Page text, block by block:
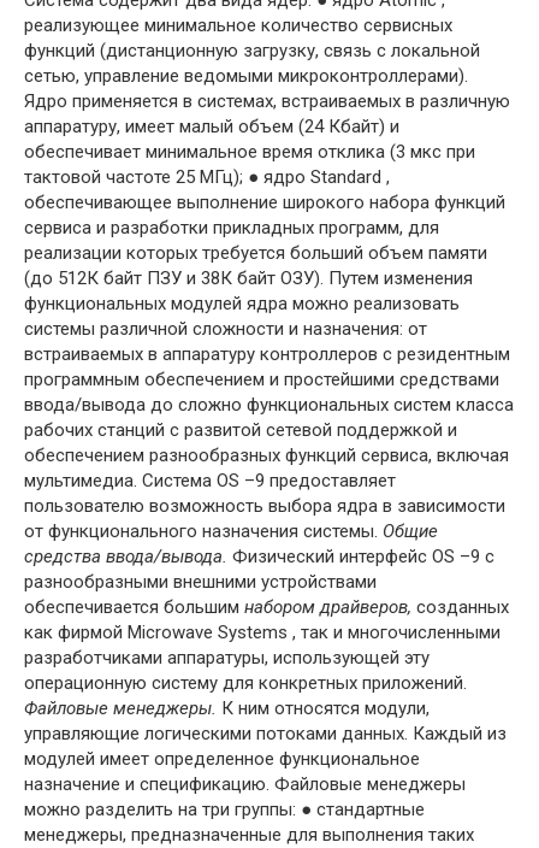
реализующее минимальное количество сервисных
функций (ди­станционную загрузку, связь с локальной
сетью, управление ведомыми микро­контроллерами).
Ядро применяется в системах, встраиваемых в различную
аппаратуру, имеет малый объем (24 Кбайт) и
обеспечивает минимальное вре­мя отклика (3 мкс при
тактовой частоте 25 МГц); ● ядро Standard ,
обеспечивающее выполнение широкого набора функций
сер­виса и разработки прикладных программ, для
реализации которых требуется больший объем памяти
(до 512К байт ПЗУ и 38К байт ОЗУ). Путем изменения
функциональных модулей ядра можно реализовать
системы различной слож­ности и назначения: от
встраиваемых в аппаратуру контроллеров с резидент­ным
программным обеспечением и простейшими средствами
ввода/вывода до сложно функциональных систем класса
рабочих станций с развитой сете­вой поддержкой и
обеспечением разнообразных функций сервиса, включая
мультимедиа. Система OS –9 предоставляет
пользователю возможность выбора ядра в зави­симости
от функционального назначения системы. Общие
средства ввода/вывода. Физический интерфейс OS –9 с
разно­образными внешними устройствами
обеспечивается большим набором драйве­ров, созданных
как фирмой Microwave Systems , так и многочисленными
разработ­чиками аппаратуры, использующей эту
операционную систему для конкретных приложений.
Файловые менеджеры. К ним относятся модули,
управляющие логичес­кими потоками данных. Каждый из
модулей имеет определенное функциональное
назначение и спецификацию. Файловые менеджеры
можно разделить на три группы: ● стандартные
менеджеры, предназначенные для выполнения таких